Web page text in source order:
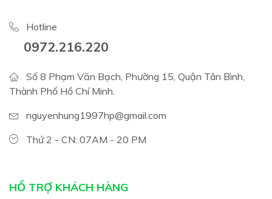
Hotline
0972.216.220
Số 8 Phạm Văn Bạch, Phường 15, Quận Tân Bình,
Thành Phố Hồ Chí Minh.
nguyenhung1997hp@gmail.com
Thứ 2 - CN: 07AM - 20 PM
HỔ TRỢ KHÁCH HÀNG